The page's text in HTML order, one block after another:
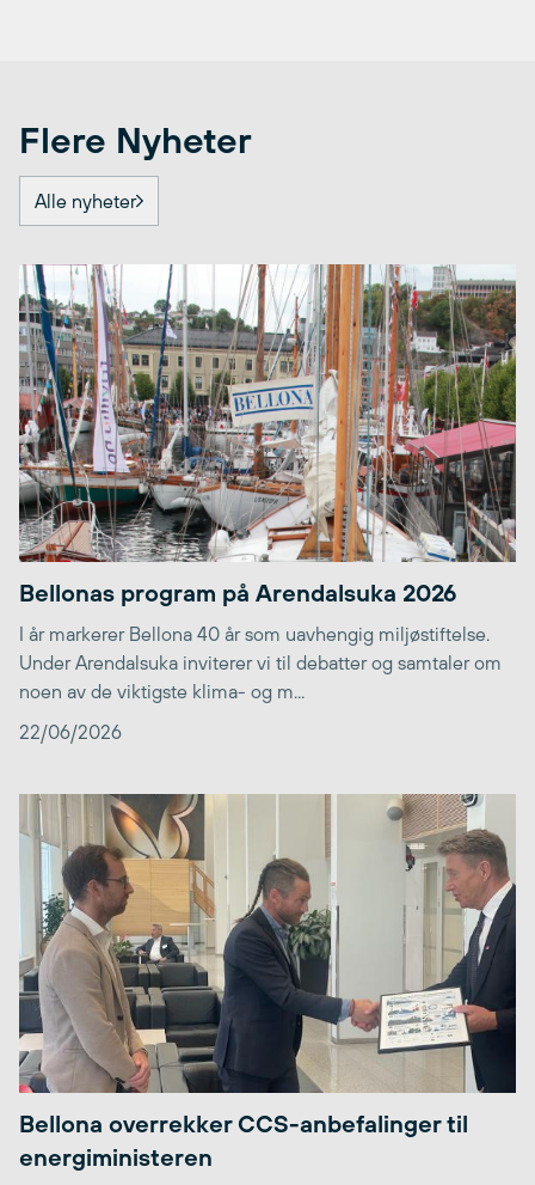
Flere Nyheter
Alle nyheter
Bellonas program på Arendalsuka 2026
I år markerer Bellona 40 år som uavhengig miljøstiftelse.
Under Arendalsuka inviterer vi til debatter og samtaler om
noen av de viktigste klima- og m...
22/06/2026
Bellona overrekker CCS-anbefalinger til
energiministeren